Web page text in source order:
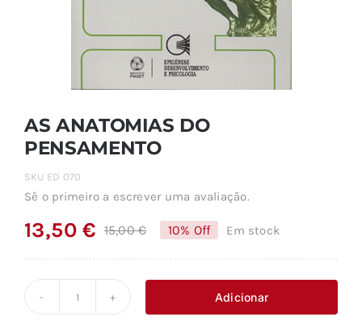
AS ANATOMIAS DO
PENSAMENTO
SKU ED 070
Sê o primeiro a escrever uma avaliação.
15,00€O
original
13,50€
O
10% Off Em stock
Adicionar